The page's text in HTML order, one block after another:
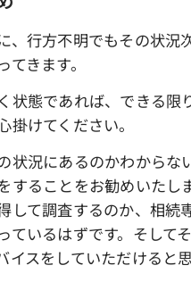
、行方不明でもその状況
きます。
状態であれば、できる限
掛けてください。
状況にあるのかわからな
することをお勧めいたし
して調査するのか、相続
ているはずです。そして
イスをしていただけると思